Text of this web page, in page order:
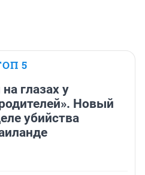
5
глазах у
Новый
убийства